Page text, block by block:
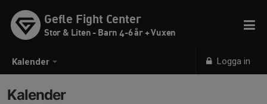
Kalender Logga in
Gefle Fight Center
Stor & Liten - Barn 4-6 år + Vuxen
Kalender